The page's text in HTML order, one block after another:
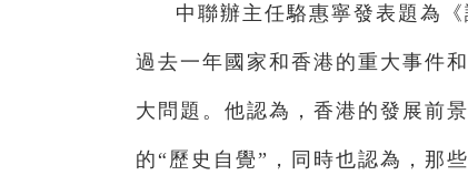
中聯辦主任駱惠寧發表題為
過去一年國家和香港的重大事件
大問題。他認為，香港的發展前
的“歷史自覺”，同時也認為，那